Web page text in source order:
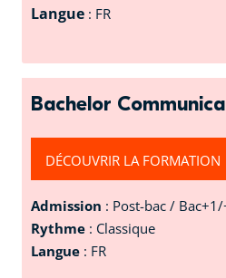
Langue : FR
Bachelor
DÉCOUVRIR LA FORMATION
Admission : Post-bac /
Rythme : Classique
Langue : FR